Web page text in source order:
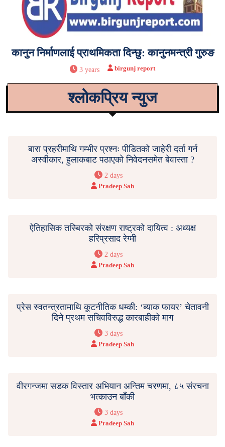
कानुन निर्माणलाई प्राथमिकता दिन्छु: कानुनमन्त्री गुरुङ
3 years birgunj report
श्लोकप्रिय न्युज
बारा प्रहरीमाथि गम्भीर प्रश्नः पीडितको जाहेरी दर्ता गर्न
अस्वीकार, हुलाकबाट पठाएको निवेदनसमेत बेवास्ता ?
2 days
Pradeep Sah
ऐतिहासिक तस्बिरको संरक्षण राष्ट्रको दायित्व : अध्यक्ष
हरिप्रसाद रेग्मी
2 days
Pradeep Sah
प्रेस स्वतन्त्रतामाथि कूटनीतिक धम्की: ‘ब्याक फायर’ चेतावनी
दिने प्रथम सचिवविरुद्ध कारबाहीको माग
3 days
Pradeep Sah
वीरगन्जमा सडक विस्तार अभियान अन्तिम चरणमा, ८५ संरचना
भत्काउन बाँकी
3 days
Pradeep Sah